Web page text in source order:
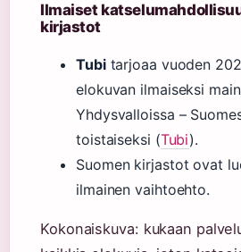
Ilmaiset
kirjastot
Tubitarjoaa vuoden
elokuvan ilmaiseksi
Yhdysvalloissa –
toistaiseksi (Tubi).
Suomen kirjastot ovat
ilmainen vaihtoehto.
Kokonaiskuva: kukaan